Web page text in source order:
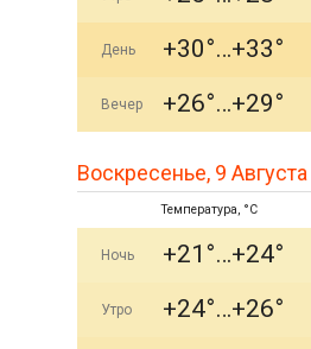
День +30° +33°
Вечер +26° +29°
Воскресенье, 9 Августа
Температура, °C
Ночь +21° +24°
Утро +24° +26°